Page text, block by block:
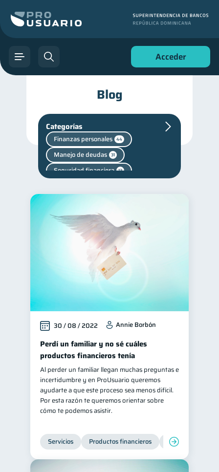
Acceder
Blog
Categorías
Finanzas personales 44
Manejo de deudas 31
Seguridad financiera 13
Productos financieros
Superintendencia de Bancos
Vacaciones
Criptomonedas 2
inversiones
Retiro
Educación financiera
Finanzas para jóvenes 30
Control de deudas 30
Finanzas familiares 25
Inclusión financiera 22
Bienestar financiero 22
Finanzas para mujeres 20
Organización Financiera
Entidad financiera
Préstamos Ahorro
30 / 08 / 2022 Annie Borbón
Perdí un familiar y no sé cuáles
productos financieros tenía
Al perder un familiar llegan muchas preguntas e
incertidumbre y en ProUsuario queremos
ayudarte a que este proceso sea menos difícil.
Por esta razón te queremos orientar sobre
cómo te podemos asistir.
Servicios Productos financieros Inclusión